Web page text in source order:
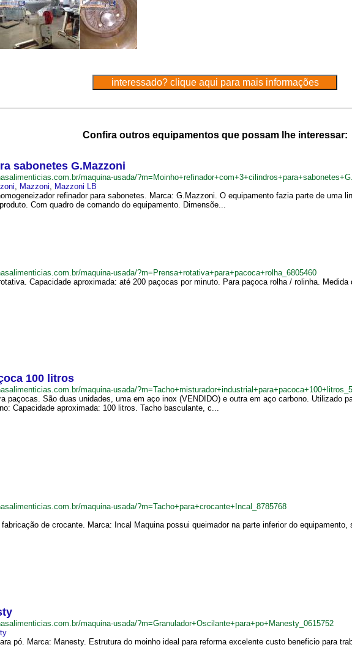
Confira outros equipamentos que possam lhe interessar:
sabonetes G.Mazzoni
maquina-usada/
, Mazzoni, Mazzoni LB
refinador para sabonetes. Marca: G.Mazzoni. O equipamento fazia parte de uma
Com quadro de comando do equipamento. Dimensõe...
maquina-usada/?m=Prensa+rotativa+para+pacoca+rolha_6805460
Capacidade aproximada: até 200 paçocas por minuto. Para paçoca rolha / rolinha.
100 litros
maquina-usada/
paçocas. São duas unidades, uma em aço inox (VENDIDO) e outra em aço carbono. Utilizado
Capacidade aproximada: 100 litros. Tacho basculante, c...
maquina-usada/?m=Tacho+para+crocante+Incal_8785768
fabricação de crocante. Marca: Incal Maquina possui queimador na parte inferior do
maquina-usada/?m=Granulador+Oscilante+para+po+Manesty_0615752
pó. Marca: Manesty. Estrutura do moinho ideal para reforma excelente custo beneficio para